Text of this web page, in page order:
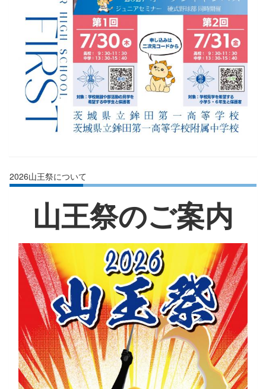
2026山王祭について
山王祭のご案内